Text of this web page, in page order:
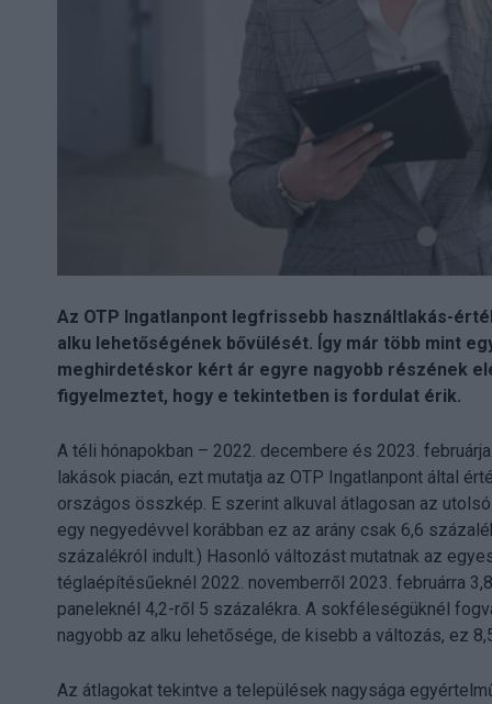
Az OTP Ingatlanpont legfrissebb használtlakás-
alku lehetőségének bővülését. Így már több mint
meghirdetéskor kért ár egyre nagyobb részének
figyelmeztet, hogy e tekintetben is fordulat érik.
A téli hónapokban – 2022. decembere és 2023.
lakások piacán, ezt mutatja az OTP Ingatlanpont által
országos összkép. E szerint alkuval átlagosan az
egy negyedévvel korábban ez az arány csak 6,6
százalékról indult.) Hasonló változást mutatnak az
téglaépítésűeknél 2022. novemberről 2023. februárra
paneleknél 4,2-ről 5 százalékra. A sokféleségüknél
nagyobb az alku lehetősége, de kisebb a változás, ez
Az átlagokat tekintve a települések nagysága